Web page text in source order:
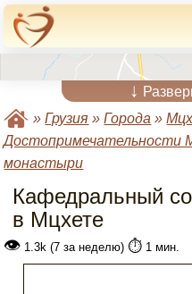
↓
»Грузия »Города »
Достопримечательности
монастыри
Кафедральный
в Мцхете
👁 1.3k (7 за неделю) ⏱️ 1 мин.